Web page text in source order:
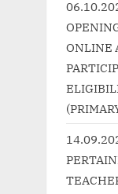
ONLINE